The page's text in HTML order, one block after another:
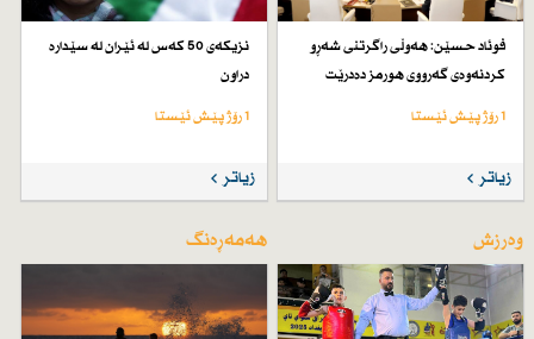
فوئاد حسێن: هەوڵی راگرتنی شەڕو
كردنەوەی گەرووی هورمز دەدرێت
1 رۆژ پێش ئێستا
زیاتر
نزیكەی 50 كەس لە ئێران لە سێدارە
دراون
1 رۆژ پێش ئێستا
زیاتر
وەرزش هەمەڕەنگ